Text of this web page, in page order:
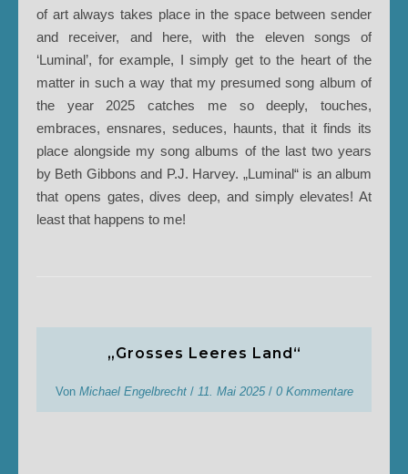
of art always takes place in the space between sender
and receiver, and here, with the eleven songs of
‘Luminal’, for example, I simply get to the heart of the
matter in such a way that my presumed song album of
the year 2025 catches me so deeply, touches,
embraces, ensnares, seduces, haunts, that it finds its
place alongside my song albums of the last two years
by Beth Gibbons and P.J. Harvey. „Luminal“ is an album
that opens gates, dives deep, and simply elevates! At
least that happens to me!
„Grosses Leeres Land“
Von Michael Engelbrecht / 11. Mai 2025 / 0 Kommentare